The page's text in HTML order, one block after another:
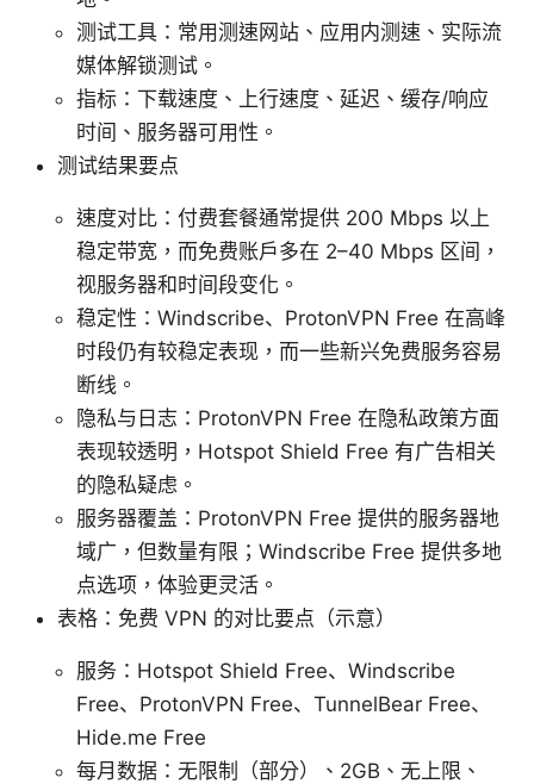
测试工具：常用测速网站、应用内测速、实际流
媒体解锁测试。
指标：下载速度、上行速度、延迟、缓存/响应
时间、服务器可用性。
测试结果要点
速度对比：付费套餐通常提供 200 Mbps 以上
稳定带宽，而免费账户多在 2–40 Mbps 区间，
视服务器和时间段变化。
稳定性：Windscribe、ProtonVPN Free 在高峰
时段仍有较稳定表现，而一些新兴免费服务容易
断线。
隐私与日志：ProtonVPN Free 在隐私政策方面
表现较透明，Hotspot Shield Free 有广告相关
的隐私疑虑。
服务器覆盖：ProtonVPN Free 提供的服务器地
域广，但数量有限；Windscribe Free 提供多地
点选项，体验更灵活。
表格：免费 VPN 的对比要点（示意）
服务：Hotspot Shield Free、Windscribe
Free、ProtonVPN Free、TunnelBear Free、
Hide.me Free
每月数据：无限制（部分）、2GB、无上限、